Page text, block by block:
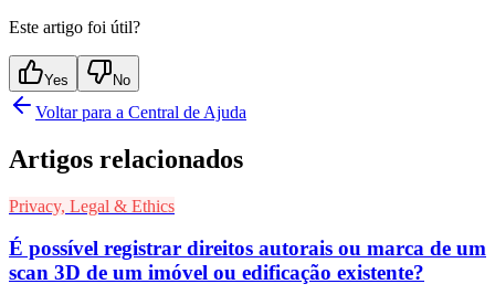
Este artigo foi útil?
Yes No
Voltar para a Central de Ajuda
Artigos relacionados
Privacy, Legal & Ethics
É possível registrar direitos autorais ou marca de um
scan 3D de um imóvel ou edificação existente?